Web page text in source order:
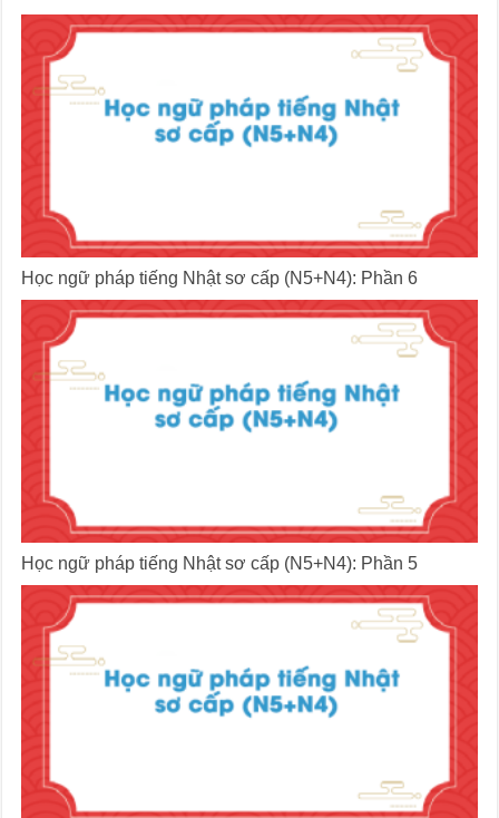
Học ngữ pháp tiếng Nhật sơ cấp (N5+N4): Phần 6
Học ngữ pháp tiếng Nhật sơ cấp (N5+N4): Phần 5